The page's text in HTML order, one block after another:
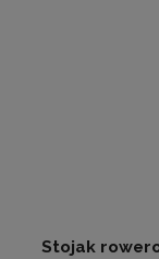
Stojak